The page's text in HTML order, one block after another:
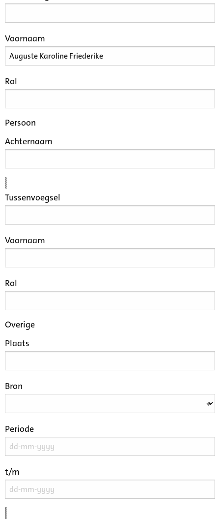
Voornaam
Rol
Persoon
Achternaam
Tussenvoegsel
Voornaam
Rol
Overige
Plaats
Bron
Periode
t/m